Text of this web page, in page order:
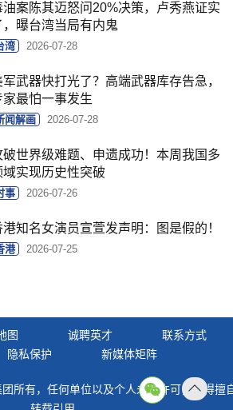
油案陈其迈怒问20%决策，卢秀燕证实
，曝台湾当局有内鬼
湾 2026-07-28
军武器快打光了？高端武器库存告急，
家最怕一事发生
闻解画 2026-07-28
破世界级难题、申遗成功！本周我国多
域实现历史性突破
事 2026-07-26
港知名女演员宣萱发声明：图是假的！
港 2026-07-25
图 诚聘英才
联系方式
隐私保护 新媒体矩阵
所有，任何单位以及个人未经许可，不得擅